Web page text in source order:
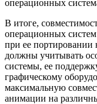
операционных
В итоге,
операционных
при ее портировании
должны учитывать
системы, ее
графическому
максимальную
анимации на